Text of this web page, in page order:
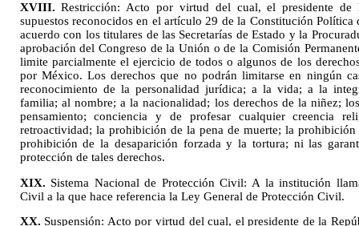
XVIII. Restricción: Acto por virtud del cual, el presidente
supuestos reconocidos en el artículo 29 de la Constitución
acuerdo con los titulares de las Secretarías de Estado y la
aprobación del Congreso de la Unión o de la Comisión
limite parcialmente el ejercicio de todos o algunos de los
por México. Los derechos que no podrán limitarse en ningún
reconocimiento de la personalidad jurídica; a la vida; a la
familia; al nombre; a la nacionalidad; los derechos de la niñez;
pensamiento; conciencia y de profesar cualquier creencia
retroactividad; la prohibición de la pena de muerte; la
prohibición de la desaparición forzada y la tortura; ni las
protección de tales derechos.
XIX. Sistema Nacional de Protección Civil: A la institución
Civil a la que hace referencia la Ley General de Protección Civil.
XX. Suspensión: Acto por virtud del cual, el presidente de la